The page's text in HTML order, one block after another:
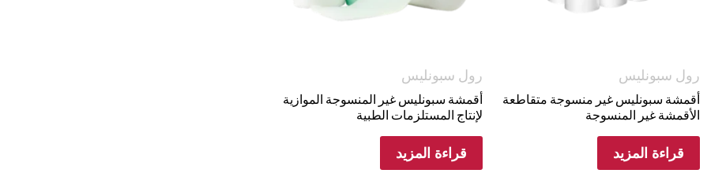
رول سبونليس
أقمشة سبونليس غير منسوجة متقاطعة
الأقمشة غير المنسوجة
قراءة المزيد
رول سبونليس
أقمشة سبونليس غير المنسوجة الموازية
لإنتاج المستلزمات الطبية
قراءة المزيد